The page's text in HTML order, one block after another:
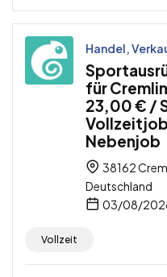
Handel,
für
23,00 € /
Nebenjob
38162
Deutschland
03/08/
Vollzeit